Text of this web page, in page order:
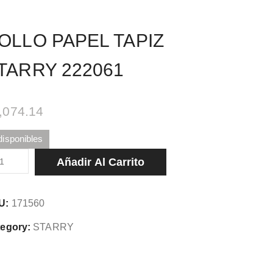
PAPEL TAPIZ
222061
Añadir Al Carrito
171560
STARRY